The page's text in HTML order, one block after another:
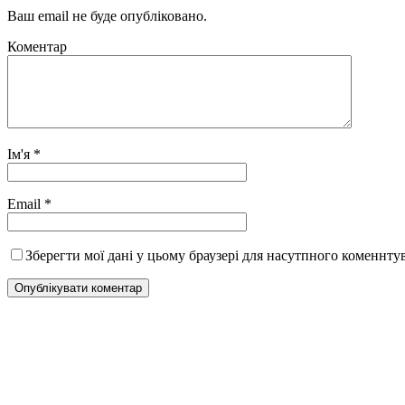
Ваш email не буде опубліковано.
Коментар
Ім'я *
Email *
Зберегти мої дані у цьому браузері для насутпного